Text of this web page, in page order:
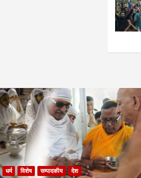
धर्म विशेष सम्पादकीय देश